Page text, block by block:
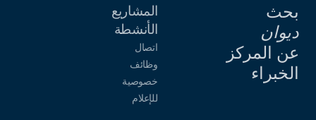
بحث
ديوان
عن المركز
الخبراء
المشاريع
الأنشطة
اتصال
وظائف
خصوصية
للإعلام